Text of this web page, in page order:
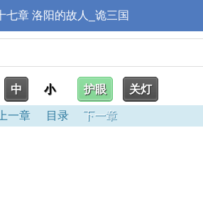
七章 洛阳的故人_诡三国
中 小 护眼 关灯
上一章 目录 下一章